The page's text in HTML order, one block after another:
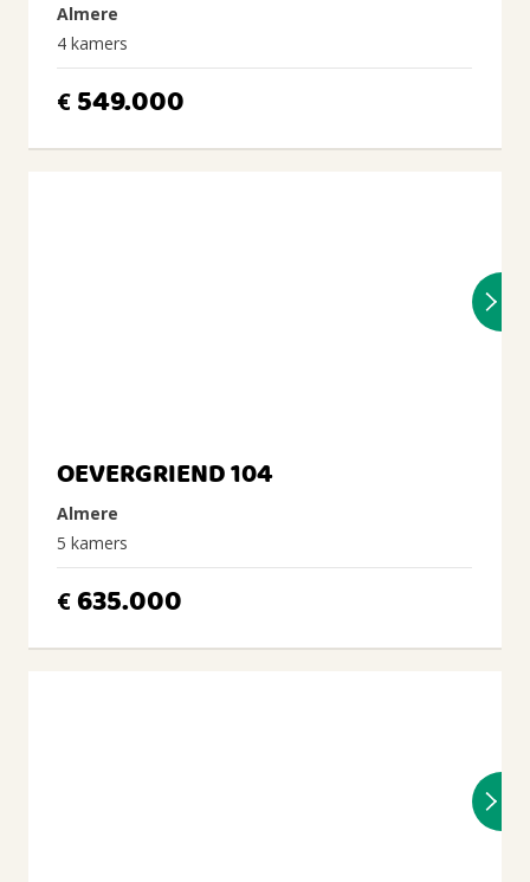
Almere
4 kamers
€ 549.000
OEVERGRIEND 104
Almere
5 kamers
€635.000